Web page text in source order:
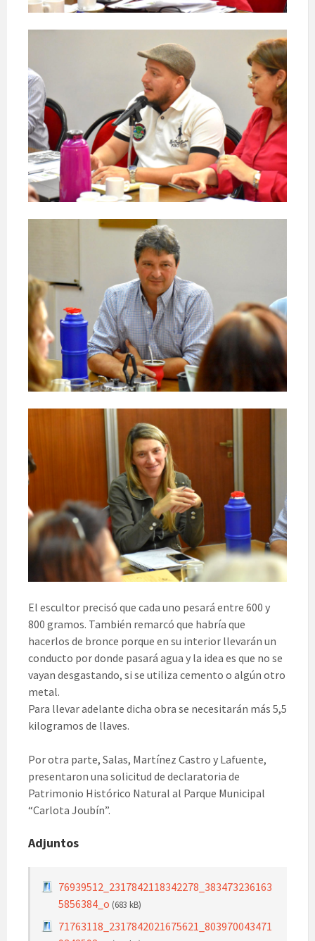
El escultor precisó que cada uno pesará entre 600 y
800 gramos. También remarcó que habría que
hacerlos de bronce porque en su interior llevarán un
conducto por donde pasará agua y la idea es que no se
vayan desgastando, si se utiliza cemento o algún otro
metal.
Para llevar adelante dicha obra se necesitarán más 5,5
kilogramos de llaves.
Por otra parte, Salas, Martínez Castro y Lafuente,
presentaron una solicitud de declaratoria de
Patrimonio Histórico Natural al Parque Municipal
“Carlota Joubín”.
Adjuntos
76939512_2317842118342278_383473236163
5856384_o (683 kB)
71763118_2317842021675621_803970043471